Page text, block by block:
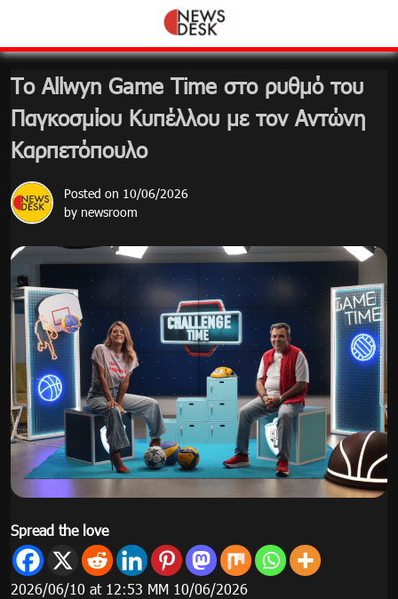
content
Το Allwyn Game Time στο ρυθμό του
Παγκοσμίου Κυπέλλου με τον Αντώνη
Καρπετόπουλο
Posted on 10/06/2026
by newsroom
Spread the love
2026/06/10 at 12:53 ΜΜ 10/06/2026